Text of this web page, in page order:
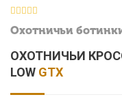
Охотничьи
ОХОТНИЧЬИ
LOW GTX